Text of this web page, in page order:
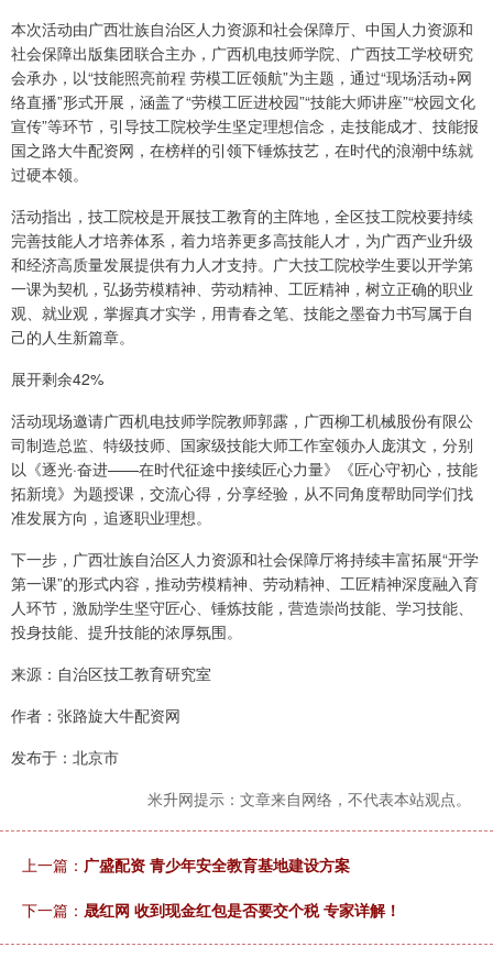
本次活动由广西壮族自治区人力资源和社会保障厅、中国人力资源和
社会保障出版集团联合主办，广西机电技师学院、广西技工学校研究
会承办，以“技能照亮前程 劳模工匠领航”为主题，通过“现场活动+网
络直播”形式开展，涵盖了“劳模工匠进校园”“技能大师讲座”“校园文化
宣传”等环节，引导技工院校学生坚定理想信念，走技能成才、技能报
国之路大牛配资网，在榜样的引领下锤炼技艺，在时代的浪潮中练就
过硬本领。
活动指出，技工院校是开展技工教育的主阵地，全区技工院校要持续
完善技能人才培养体系，着力培养更多高技能人才，为广西产业升级
和经济高质量发展提供有力人才支持。广大技工院校学生要以开学第
一课为契机，弘扬劳模精神、劳动精神、工匠精神，树立正确的职业
观、就业观，掌握真才实学，用青春之笔、技能之墨奋力书写属于自
己的人生新篇章。
展开剩余42%
活动现场邀请广西机电技师学院教师郭露，广西柳工机械股份有限公
司制造总监、特级技师、国家级技能大师工作室领办人庞淇文，分别
以《逐光·奋进——在时代征途中接续匠心力量》《匠心守初心，技能
拓新境》为题授课，交流心得，分享经验，从不同角度帮助同学们找
准发展方向，追逐职业理想。
下一步，广西壮族自治区人力资源和社会保障厅将持续丰富拓展“开学
第一课”的形式内容，推动劳模精神、劳动精神、工匠精神深度融入育
人环节，激励学生坚守匠心、锤炼技能，营造崇尚技能、学习技能、
投身技能、提升技能的浓厚氛围。
来源：自治区技工教育研究室
作者：张路旋大牛配资网
发布于：北京市
米升网提示：文章来自网络，不代表本站观点。
上一篇： 广盛配资 青少年安全教育基地建设方案
下一篇： 晟红网 收到现金红包是否要交个税 专家详解！